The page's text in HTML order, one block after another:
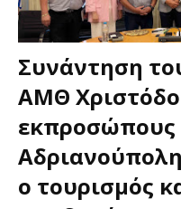
Συνάντηση
ΑΜΘ
εκπροσώπους
ο τουρισμός